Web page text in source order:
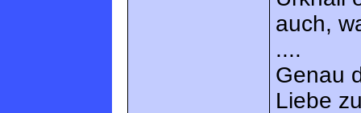
auch,
....
Genau
Liebe